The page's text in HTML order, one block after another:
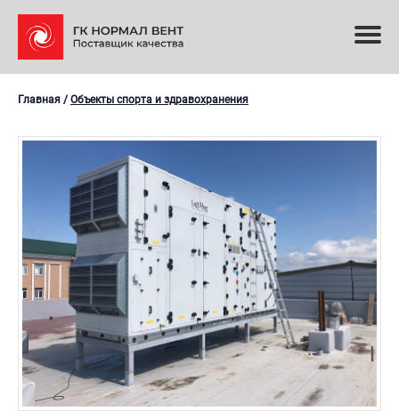
Главная / Объекты спорта и здравохранения